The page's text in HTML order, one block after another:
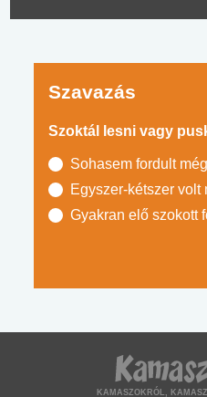
Szavazás
Szoktál lesni vagy
Sohasem fordult
Egyszer-kétszer volt
Gyakran elő szokott
KAMASZOKRÓL,